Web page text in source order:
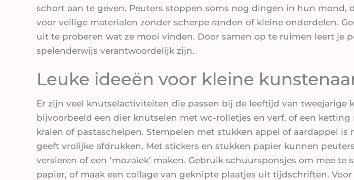
schort aan te geven. Peuters stoppen soms nog dingen in hun mond,
voor veilige materialen zonder scherpe randen of kleine onderdelen.
uit te proberen wat ze mooi vinden. Door samen op te ruimen leert je
spelenderwijs verantwoordelijk zijn.
Leuke ideeën voor kleine
Er zijn veel knutselactiviteiten die passen bij de leeftijd van tweejarige
bijvoorbeeld een dier knutselen met wc-rolletjes en verf, of een
kralen of pastaschelpen. Stempelen met stukken appel of aardappel is
geeft vrolijke afdrukken. Met stickers en stukken papier kunnen
versieren of een ‘mozaïek’ maken. Gebruik schuursponsjes om mee te
papier, of maak een collage van geknipte plaatjes uit tijdschriften. Voor